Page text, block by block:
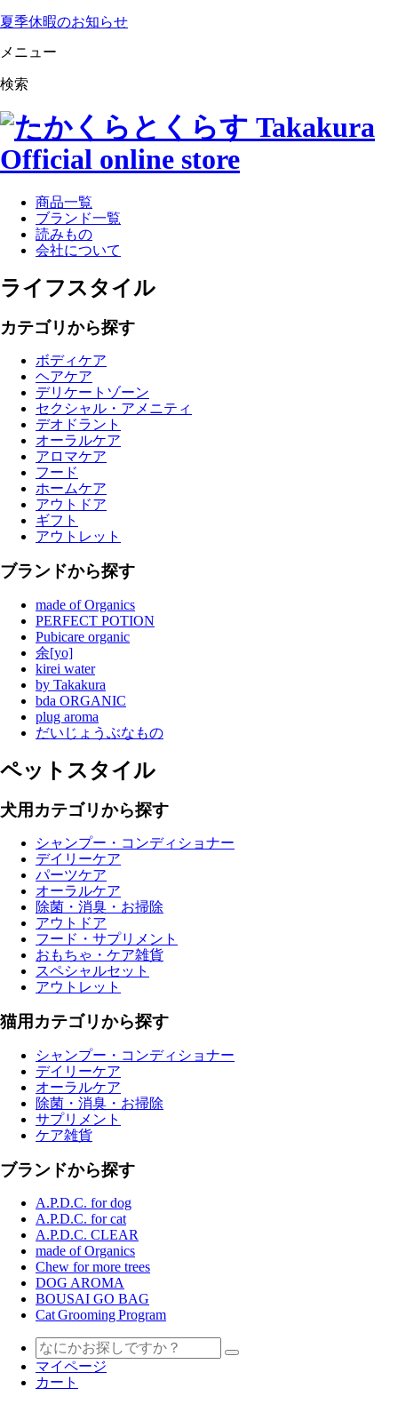
夏季休暇のお知らせ
メニュー
検索
商品一覧
ブランド一覧
読みもの
会社について
ライフスタイル
カテゴリから探す
ボディケア
ヘアケア
デリケートゾーン
セクシャル・アメニティ
デオドラント
オーラルケア
アロマケア
フード
ホームケア
アウトドア
ギフト
アウトレット
ブランドから探す
made of Organics
PERFECT POTION
Pubicare organic
余[yo]
kirei water
by Takakura
bda ORGANIC
plug aroma
だいじょうぶなもの
ペットスタイル
犬用カテゴリから探す
シャンプー・コンディショナー
デイリーケア
パーツケア
オーラルケア
除菌・消臭・お掃除
アウトドア
フード・サプリメント
おもちゃ・ケア雑貨
スペシャルセット
アウトレット
猫用カテゴリから探す
シャンプー・コンディショナー
デイリーケア
オーラルケア
除菌・消臭・お掃除
サプリメント
ケア雑貨
ブランドから探す
A.P.D.C. for dog
A.P.D.C. for cat
A.P.D.C. CLEAR
made of Organics
Chew for more trees
DOG AROMA
BOUSAI GO BAG
Cat Grooming Program
マイページ
カート